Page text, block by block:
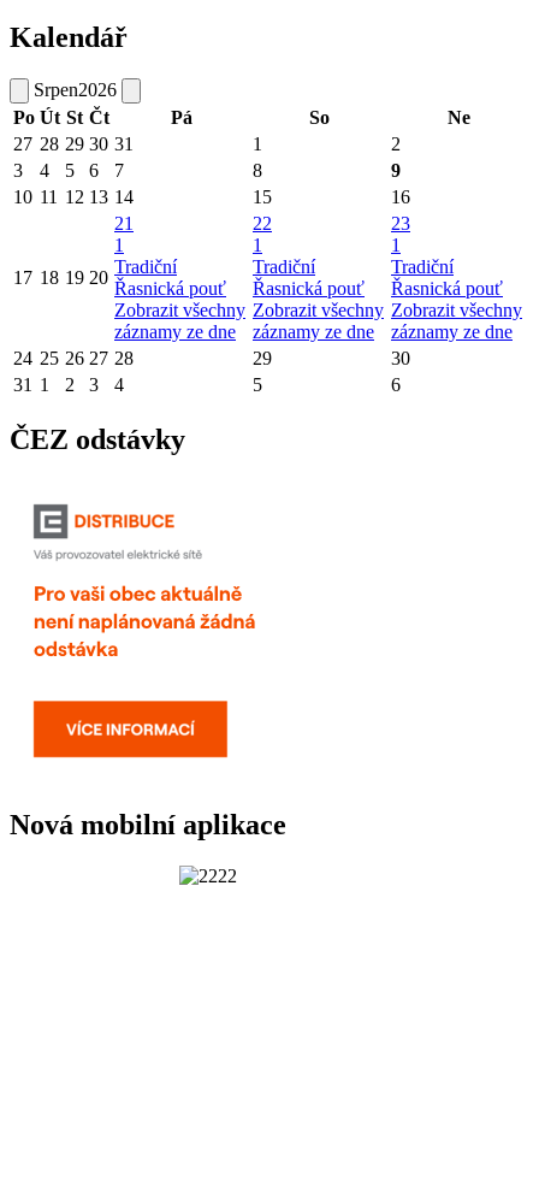
Kalendář
Srpen2026
Po Út St Čt Pá So
Ne
27 28 29 30 31 1
2
3
4 5 6 7 8
9
10 11 12 13 14 15 16
17 18 19 20
21
1
Tradiční
Řasnická pouť
Zobrazit všechny
záznamy ze dne
22
1
Tradiční
Řasnická pouť
Zobrazit všechny
záznamy ze dne
23
1
Tradiční
Řasnická pouť
Zobrazit všechny
záznamy ze dne
24 25 26 27 28 29
30
31 1 2 3 4 5 6
ČEZ odstávky
Nová mobilní aplikace